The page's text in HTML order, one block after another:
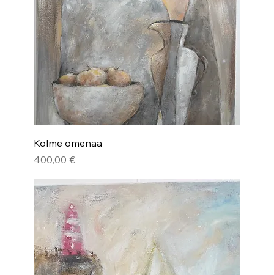
Kolme omenaa
Pris
400,00 €